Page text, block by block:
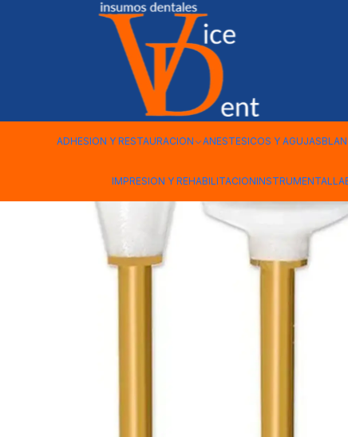
ADHESION Y RESTAURACION ANESTESICOS Y AGUJAS
IMPRESION Y REHABILITACIONINSTRUMENTAL
FRESAS Y PULIDO GOMA PARA PULIR RESINA